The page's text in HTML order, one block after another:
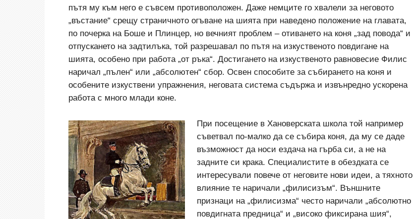
пътя му към него е съвсем противоположен. Даже немците го хвалели за неговото
„въстание“ срещу страничното огъване на шията при наведено положение на главата,
по почерка на Боше и Плинцер, но вечният проблем – отиването на коня „зад повода“ и
отпускането на задтилъка, той разрешавал по пътя на изкуственото повдигане на
шията, особено при работа „от ръка“. Достигането на изкуственото равновесие Филис
наричал „пълен“ или „абсолютен“ сбор. Освен способите за събирането на коня и
особените изкуствени упражнения, неговата система съдържа и извънредно ускорена
работа с много млади коне.
При посещение в Хановерската школа той например
съветвал по-малко да се събира коня, да му се даде
възможност да носи ездача на гърба си, а не на
задните си крака. Специалистите в обездката се
интересували повече от неговите нови идеи, а тяхното
влияние те наричали „филисизъм“. Външните
признаци на „филисизма“ често наричали „абсолютно
повдигната предница“ и „високо фиксирана шия“,